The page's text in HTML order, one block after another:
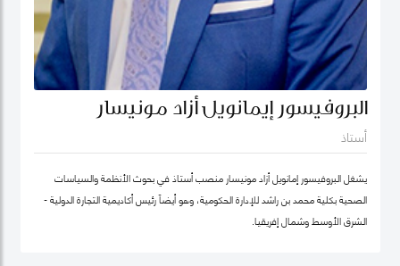
البروفيسور إيمانويل أزاد مونيسار
أستاذ
يشغل البروفيسور إمانويل أزاد مونيسار منصب أستاذ في بحوث الأنظمة والسياسات
الصحية بكلية محمد بن راشد للإدارة الحكومية، وهو أيضاً رئيس أكاديمية التجارة الدولية -
الشرق الأوسط وشمال إفريقيا.